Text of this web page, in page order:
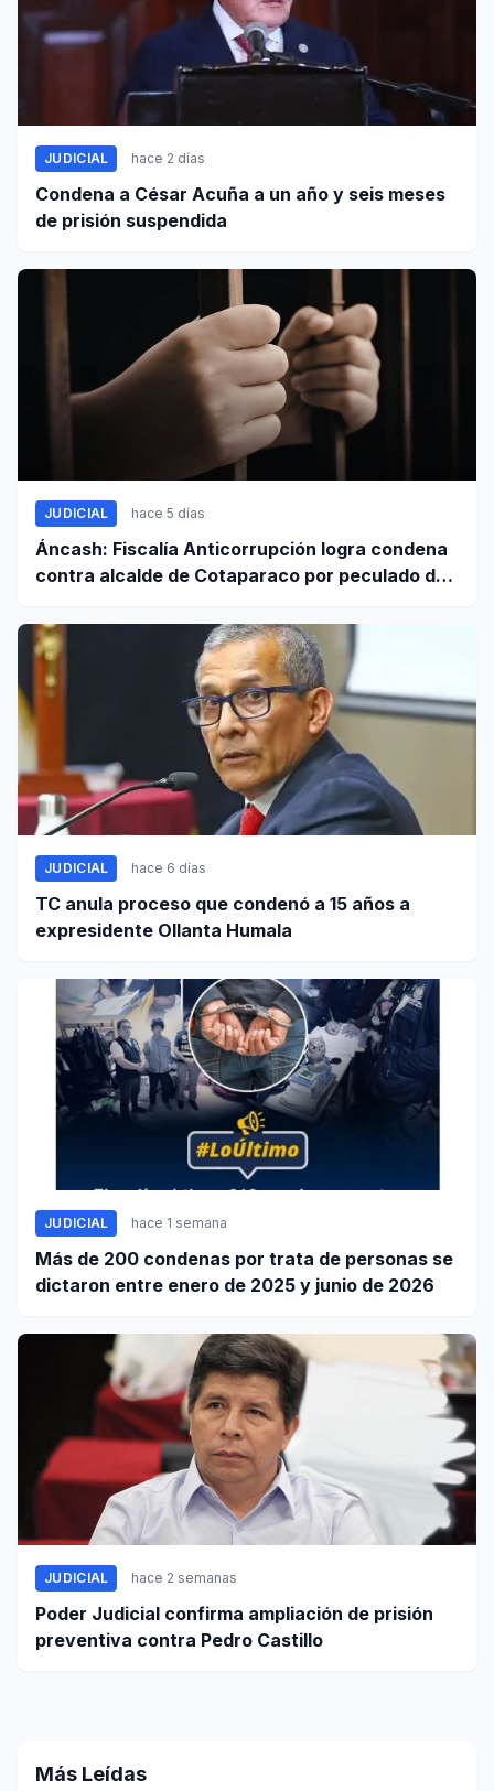
JUDICIAL hace 2 días
Condena a César Acuña a un año y seis meses
de prisión suspendida
JUDICIAL hace 5 días
Áncash: Fiscalía Anticorrupción logra condena
contra alcalde de Cotaparaco por peculado de
JUDICIAL hace 6 días
TC anula proceso que condenó a 15 años a
expresidente Ollanta Humala
JUDICIAL hace 1 semana
Más de 200 condenas por trata de personas se
dictaron entre enero de 2025 y junio de 2026
JUDICIAL hace 2 semanas
Poder Judicial confirma ampliación de prisión
preventiva contra Pedro Castillo
Más Leídas